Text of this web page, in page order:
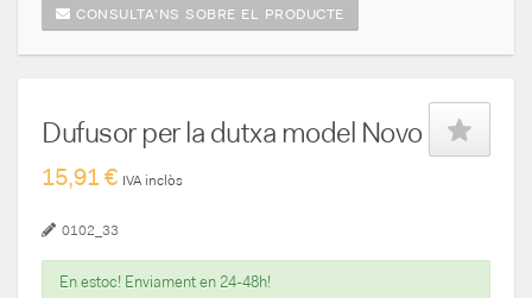
CONSULTA'NS SOBRE EL PRODUCTE
Dufusor per la dutxa model Novo
15,91 € IVA inclòs
0102_33
En estoc! Enviament en 24-48h!